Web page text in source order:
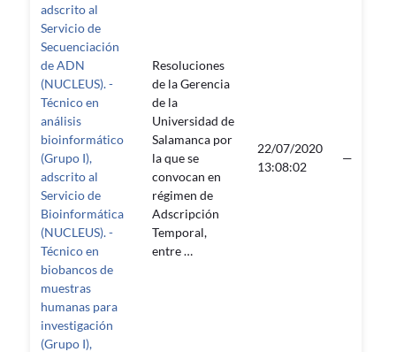
adscrito al
Servicio de
Secuenciación
de ADN
(NUCLEUS). -
Técnico en
análisis
bioinformático
(Grupo I),
adscrito al
Servicio de
Bioinformática
(NUCLEUS). -
Técnico en
biobancos de
muestras
humanas para
investigación
(Grupo I),
Resoluciones
de la Gerencia
de la
Universidad de
Salamanca por
la que se
convocan en
régimen de
Adscripción
Temporal,
entre …
22/07/2020
13:08:02
—